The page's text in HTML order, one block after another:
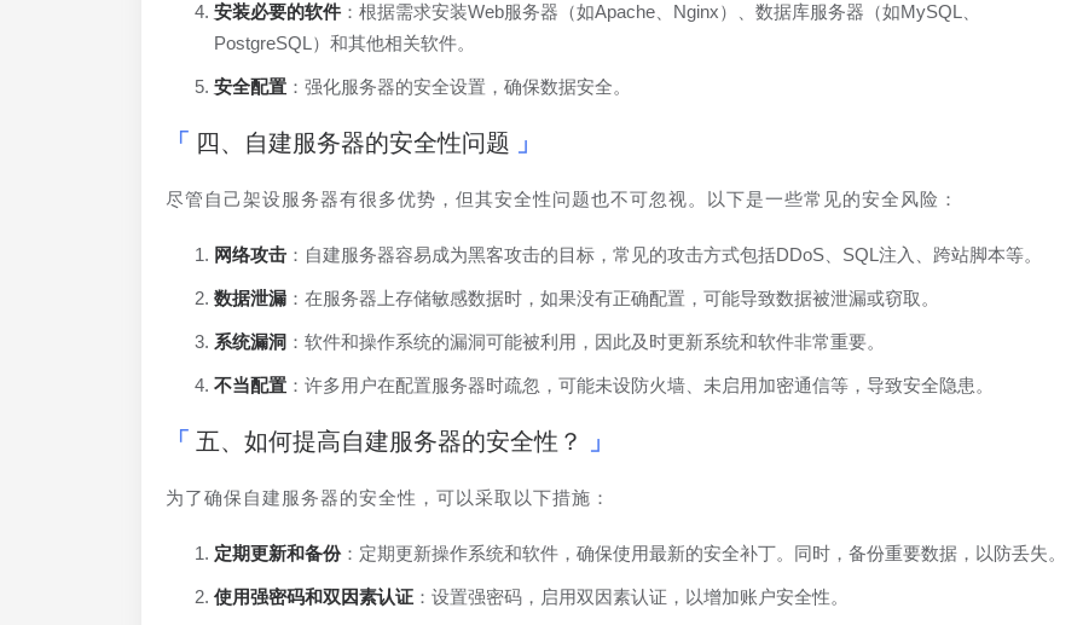
安装必要的软件 ：根据需求安装Web服务器（如Apache、Nginx）、数据库服务器（如MySQL、
PostgreSQL）和其他相关软件。
安全配置 ：强化服务器的安全设置，确保数据安全。
四、自建服务器的安全性问题
尽管自己架设服务器有很多优势，但其安全性问题也不可忽视。以下是一些常见的安全风险：
网络攻击 ：自建服务器容易成为黑客攻击的目标，常见的攻击方式包括DDoS、SQL注入、跨站脚本等。
数据泄漏 ：在服务器上存储敏感数据时，如果没有正确配置，可能导致数据被泄漏或窃取。
系统漏洞 ：软件和操作系统的漏洞可能被利用，因此及时更新系统和软件非常重要。
不当配置 ：许多用户在配置服务器时疏忽，可能未设防火墙、未启用加密通信等，导致安全隐患。
五、如何提高自建服务器的安全性？
为了确保自建服务器的安全性，可以采取以下措施：
定期更新和备份：定期更新操作系统和软件，确保使用最新的安全补丁。同时，备份重要数据，以防丢失。
使用强密码和双因素认证 ：设置强密码，启用双因素认证，以增加账户安全性。